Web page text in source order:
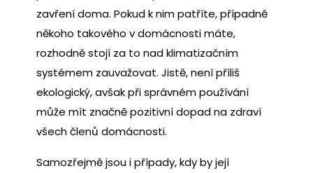
zavření doma. Pokud k nim patříte, případně
někoho takového v domácnosti máte,
rozhodně stojí za to nad klimatizačním
systémem zauvažovat. Jistě, není příliš
ekologický, avšak při správném používání
může mít značně pozitivní dopad na zdraví
všech členů domácnosti.
Samozřejmě jsou i případy, kdy by její